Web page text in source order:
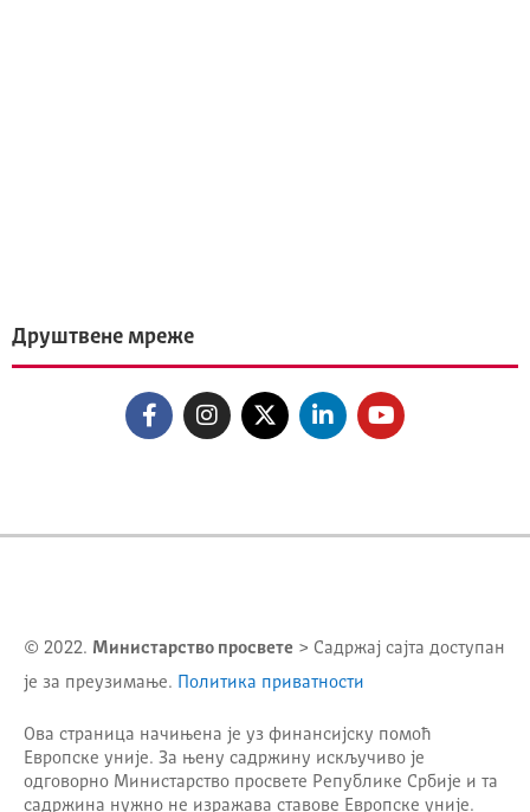
Друштвене мреже
© 2022. Министарство просвете > Садржај сајта доступан
је за преузимање. Политика приватности
Ова страница начињена је уз финансијску помоћ
Европске уније. За њену садржину искључиво је
одговорно Министарство просвете Републике Србије и та
садржина нужно не изражава ставове Европске уније.